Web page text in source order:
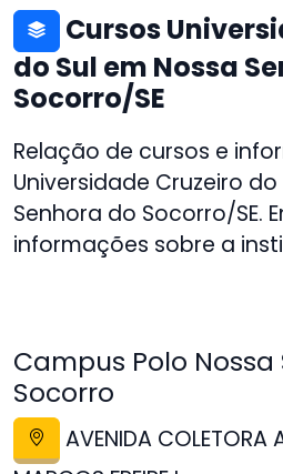
Cursos
do Sul em Nossa
Socorro/SE
Relação de cursos e
Universidade Cruzeiro do
Senhora do Socorro/SE.
informações sobre a
Campus Polo
Socorro
AVENIDA COLETORA